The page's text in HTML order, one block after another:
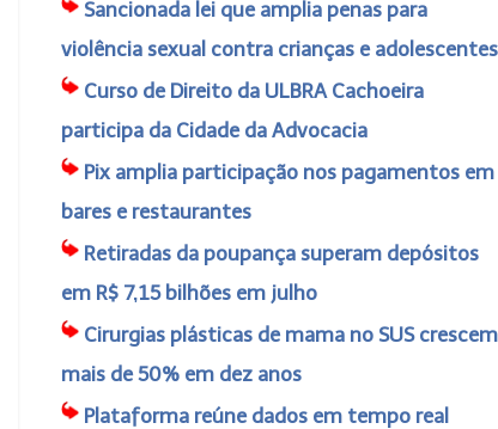
Sancionada lei que amplia penas para
violência sexual contra crianças e adolescentes
Curso de Direito da ULBRA Cachoeira
participa da Cidade da Advocacia
Pix amplia participação nos pagamentos em
bares e restaurantes
Retiradas da poupança superam depósitos
em R$ 7,15 bilhões em julho
Cirurgias plásticas de mama no SUS crescem
mais de 50% em dez anos
Plataforma reúne dados em tempo real